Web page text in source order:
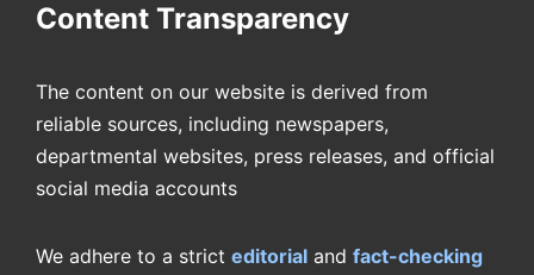
Content Transparency
The content on our website is derived from
reliable sources, including newspapers,
departmental websites, press releases, and official
social media accounts
We adhere to a strict editorial and fact-checking